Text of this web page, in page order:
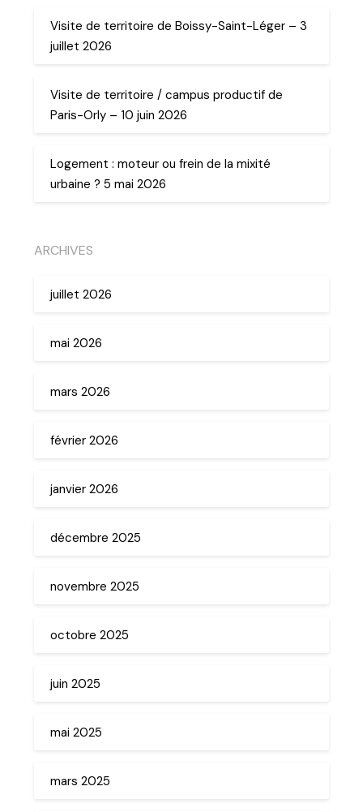
Visite de territoire de Boissy-Saint-Léger – 3
juillet 2026
Visite de territoire / campus productif de
Paris-Orly – 10 juin 2026
Logement : moteur ou frein de la mixité
urbaine ? 5 mai 2026
ARCHIVES
juillet 2026
mai 2026
mars 2026
février 2026
janvier 2026
décembre 2025
novembre 2025
octobre 2025
juin 2025
mai 2025
mars 2025